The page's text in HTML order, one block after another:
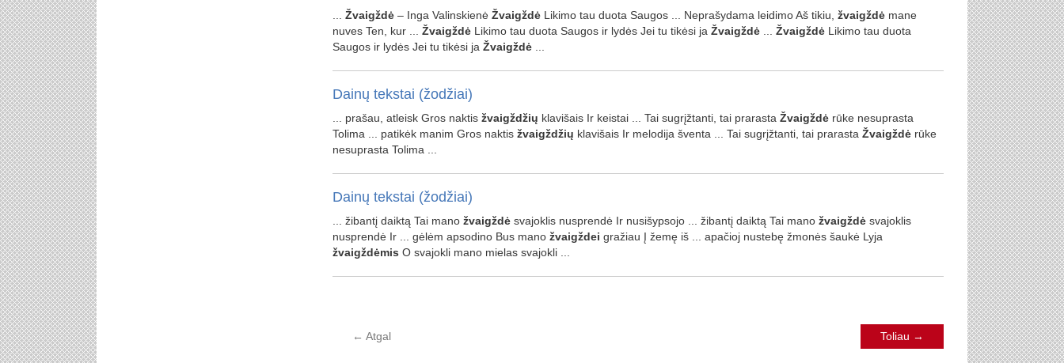
Žvaigždė– Inga Valinskienė ŽvaigždėLikimo tau duota Saugos ... Neprašydama leidimo Aš tikiu, žvaigždėmane
nuves Ten, kur ... ŽvaigždėLikimo tau duota Saugos ir lydės Jei tu tikėsi ja Žvaigždė... ŽvaigždėLikimo tau duota
Saugos ir lydės Jei tu tikėsi ja Žvaigždė...
Dainų tekstai (žodžiai)
... prašau, atleisk Gros naktis žvaigždžių klavišais Ir keistai ... Tai sugrįžtanti, tai prarasta Žvaigždėrūke nesuprasta
Tolima ... patikėk manim Gros naktis žvaigždžių klavišais Ir melodija šventa ... Tai sugrįžtanti, tai prarasta Žvaigždėrūke
nesuprasta Tolima ...
Dainų tekstai (žodžiai)
... žibantį daiktą Tai mano žvaigždėsvajoklis nusprendė Ir nusišypsojo ... žibantį daiktą Tai mano žvaigždėsvajoklis
nusprendė Ir ... gėlėm apsodino Bus mano žvaigždei gražiau Į žemę iš ... apačioj nustebę žmonės šaukė Lyja
žvaigždėmis O svajokli mano mielas svajokli ...
← Atgal Toliau →